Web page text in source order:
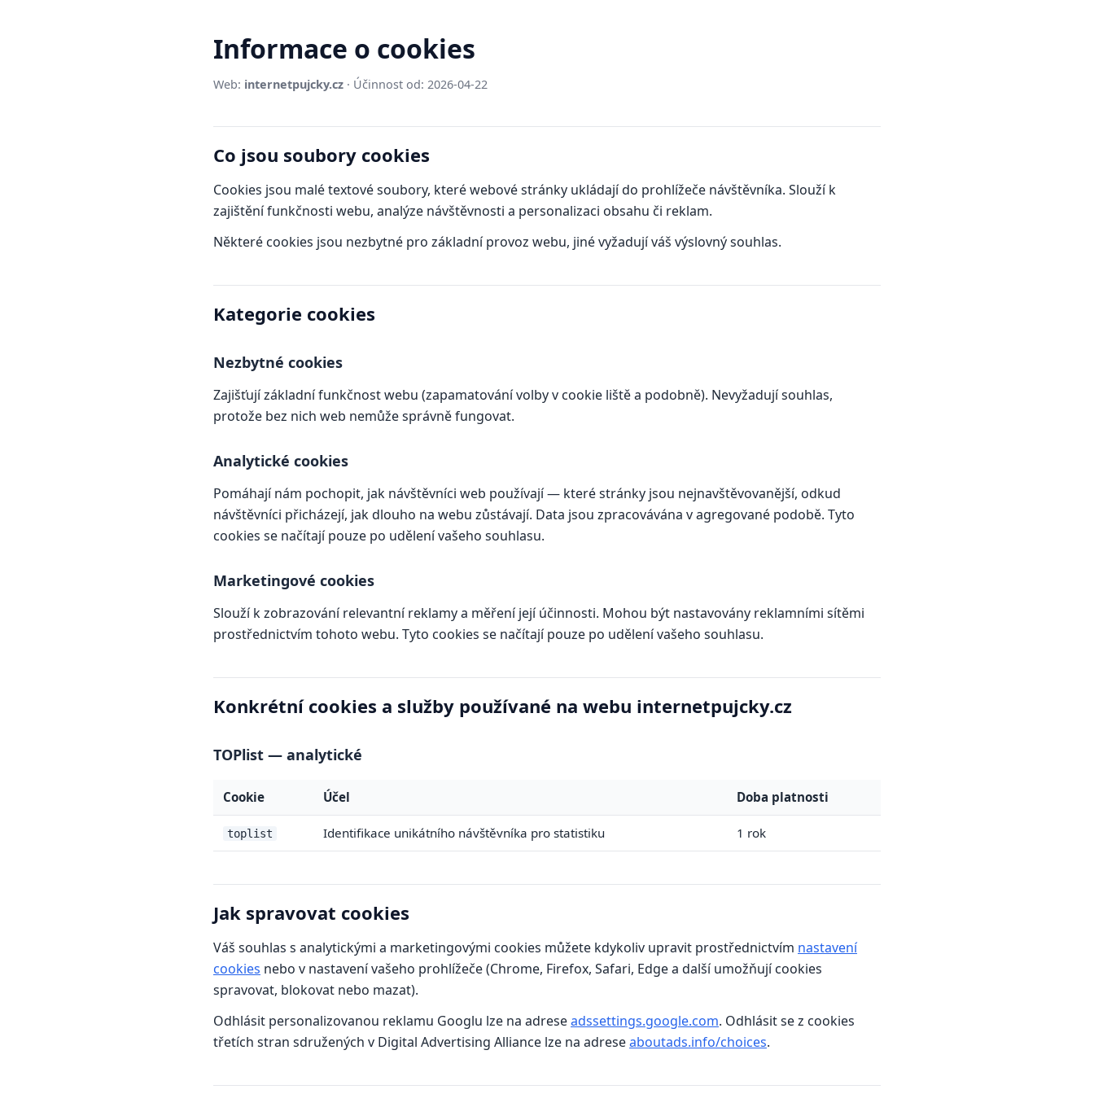
Informace o cookies
Web: internetpujcky.cz · Účinnost od: 2026-04-22
Co jsou soubory cookies
Cookies jsou malé textové soubory, které webové stránky ukládají do prohlížeče návštěvníka. Slouží k
zajištění funkčnosti webu, analýze návštěvnosti a personalizaci obsahu či reklam.
Některé cookies jsou nezbytné pro základní provoz webu, jiné vyžadují váš výslovný souhlas.
Kategorie cookies
Nezbytné cookies
Zajišťují základní funkčnost webu (zapamatování volby v cookie liště a podobně). Nevyžadují souhlas,
protože bez nich web nemůže správně fungovat.
Analytické cookies
Pomáhají nám pochopit, jak návštěvníci web používají — které stránky jsou nejnavštěvovanější, odkud
návštěvníci přicházejí, jak dlouho na webu zůstávají. Data jsou zpracovávána v agregované podobě. Tyto
cookies se načítají pouze po udělení vašeho souhlasu.
Marketingové cookies
Slouží k zobrazování relevantní reklamy a měření její účinnosti. Mohou být nastavovány reklamními sítěmi
prostřednictvím tohoto webu. Tyto cookies se načítají pouze po udělení vašeho souhlasu.
Konkrétní cookies a služby používané na webu internetpujcky.cz
TOPlist — analytické
Cookie Účel Doba platnosti
toplist Identifikace unikátního návštěvníka pro statistiku 1 rok
Jak spravovat cookies
Váš souhlas s analytickými a marketingovými cookies můžete kdykoliv upravit prostřednictvím nastavení
cookies nebo v nastavení vašeho prohlížeče (Chrome, Firefox, Safari, Edge a další umožňují cookies
spravovat, blokovat nebo mazat).
Odhlásit personalizovanou reklamu Googlu lze na adreseadssettings.google.com. Odhlásit se z cookies
třetích stran sdružených v Digital Advertising Alliance lze na adreseaboutads.info/choices.